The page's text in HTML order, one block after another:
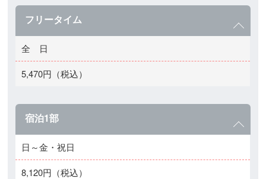
フリータイム
全 日
5,470円（税込）
宿泊1部
日～金・祝日
8,120円（税込）